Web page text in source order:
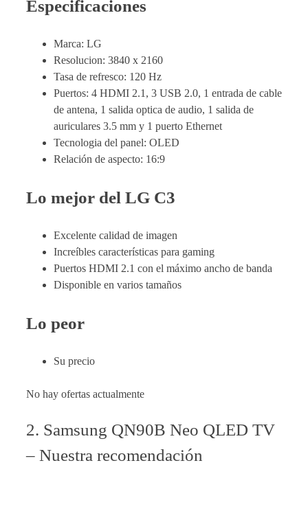
Especificaciones
Marca: LG
Resolucion: 3840 x 2160
Tasa de refresco: 120 Hz
Puertos: 4 HDMI 2.1, 3 USB 2.0, 1 entrada de cable
de antena, 1 salida optica de audio, 1 salida de
auriculares 3.5 mm y 1 puerto Ethernet
Tecnologia del panel: OLED
Relación de aspecto: 16:9
Lo mejor del LG C3
Excelente calidad de imagen
Increíbles características para gaming
Puertos HDMI 2.1 con el máximo ancho de banda
Disponible en varios tamaños
Lo peor
Su precio
No hay ofertas actualmente
2. Samsung QN90B Neo QLED TV
– Nuestra recomendación